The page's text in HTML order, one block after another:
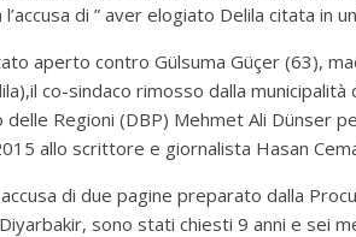
l’accusa di ” aver elogiato Delila citata in
aperto contro Gülsuma Güçer (63),
co-sindaco rimosso dalla
delle Regioni (DBP) Mehmet Ali Dünser
allo scrittore e giornalista Hasan
di due pagine preparato dalla
sono stati chiesti 9 anni e sei